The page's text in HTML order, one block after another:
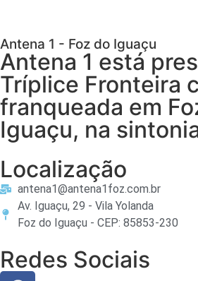
Antena 1 - Foz do Iguaçu
Antena 1 está
Tríplice Fronteira
franqueada em
Iguaçu, na
Localização
antena1@antena1foz.com.br
Av. Iguaçu, 29 - Vila Yolanda
Foz do Iguaçu - CEP: 85853-230
Redes Sociais